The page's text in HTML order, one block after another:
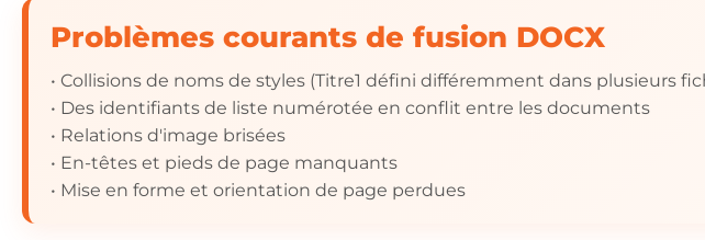
Problèmes courants de fusion DOCX
• Collisions de noms de styles (Titre1 défini différemment dans plusieurs
• Des identifiants de liste numérotée en conflit entre les documents
• Relations d'image brisées
• En-têtes et pieds de page manquants
• Mise en forme et orientation de page perdues